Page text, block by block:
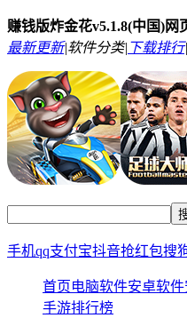
赚钱版炸金花v5.1.8(中国)
最新更新|软件分类| 下载排行|
手机qq支付宝抖音抢红包搜
首页电脑软件安卓软件
手游排行榜